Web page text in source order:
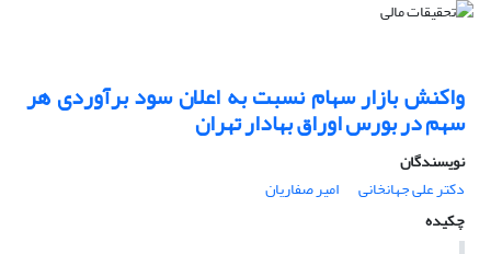
واکنش بازار سهام نسبت به اعلان سود برآوردی هر
سهم در بورس اوراق بهادار تهران
نویسندگان
دکتر على جهانخانى
امیر صفاریان
چکیده